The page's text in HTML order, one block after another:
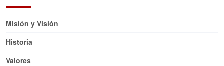
Misión y Visión
Historia
Valores